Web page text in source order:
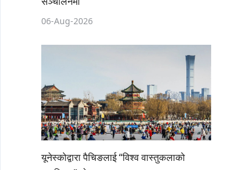
06-Aug-2026
यूनेस्कोद्वारा पैचिङलाई “विश्व वास्तुकलाको